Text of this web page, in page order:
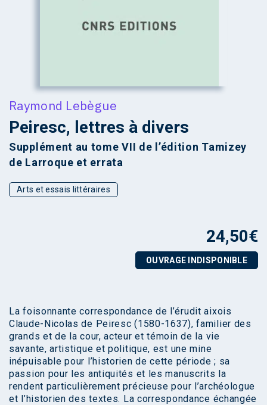
Raymond Lebègue
Peiresc, lettres à divers
Supplément au tome VII de l’édition Tamizey
de Larroque et errata
Arts et essais littéraires
24,50€
OUVRAGE INDISPONIBLE
La foisonnante correspondance de l’érudit aixois
Claude-Nicolas de Peiresc (1580-1637), familier des
grands et de la cour, acteur et témoin de la vie
savante, artistique et politique, est une mine
inépuisable pour l’historien de cette période ; sa
passion pour les antiquités et les manuscrits la
rendent particulièrement précieuse pour l’archéologue
et l’historien des textes. La correspondance échangée